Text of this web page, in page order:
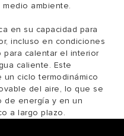
ambiente.
en su capacidad para
incluso en condiciones
para calentar el interior
caliente. Este
ciclo termodinámico
del aire, lo que se
de energía y en un
a largo plazo.